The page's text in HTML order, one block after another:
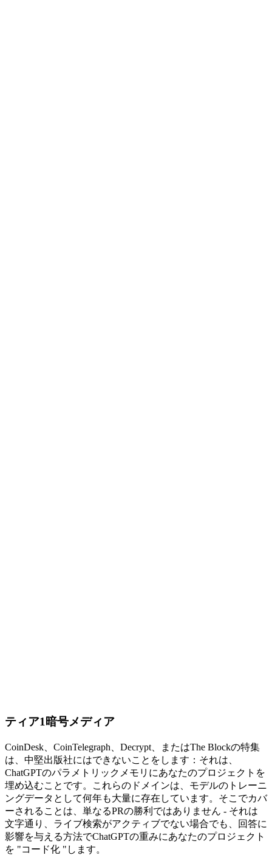
ティア1暗号メディア
CoinDesk、CoinTelegraph、Decrypt、またはThe Blockの特集
は、中堅出版社にはできないことをします：それは、
ChatGPTのパラメトリックメモリにあなたのプロジェクトを
埋め込むことです。これらのドメインは、モデルのトレーニ
ングデータとして何年も大量に存在しています。そこでカバ
ーされることは、単なるPRの勝利ではありません - それは
文字通り、ライブ検索がアクティブでない場合でも、回答に
影響を与える方法でChatGPTの重みにあなたのプロジェクト
を "コード化 "します。